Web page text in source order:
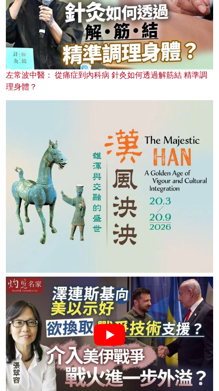
左常波中醫： 從痛症到內科病 針灸如何透過解筋結 精準調
理身體？